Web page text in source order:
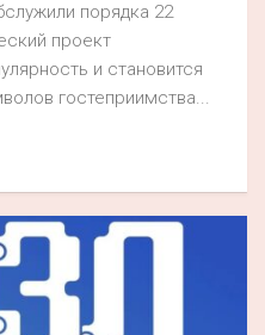
порядка 22
проект
и становится
гостеприимства...